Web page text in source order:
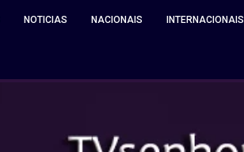
NOTICIAS NACIONAIS INTERNACIONAIS